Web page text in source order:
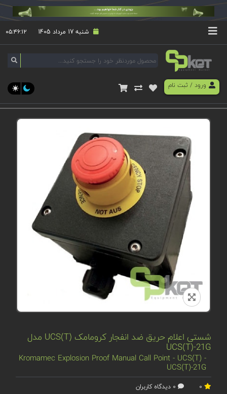
شنبه 17 مرداد 1405 ۰۵:۴۶:۱۲
ورود/ ثبت نام
شستی اعلام حریق ضد انفجار کرومامک UCS(T) مدل
UCS(T)-21G
Kromamec Explosion Proof Manual Call Point - UCS(T) -
UCS(T)-21G